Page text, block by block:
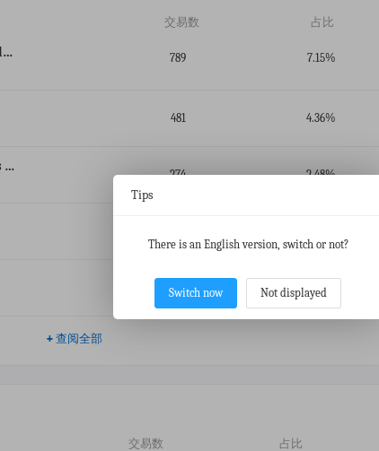
交易数 占比
Công Ty Tnhh Công Nghiệp Blueview Holding (việt Nam) 789 7.15%
481 4.36%
Shenzhen Huadian Lighting Technologies Co.ltd.
274 2.48%
210 1.90%
+ 查阅全部
交易数 占比
Tips
There is an English version, switch or not?
Switch now Not displayed